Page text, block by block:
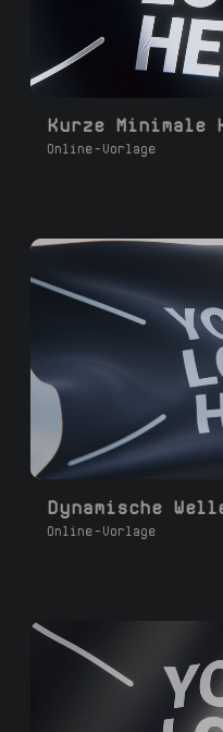
Online-Vorlage
Online-Vorlage